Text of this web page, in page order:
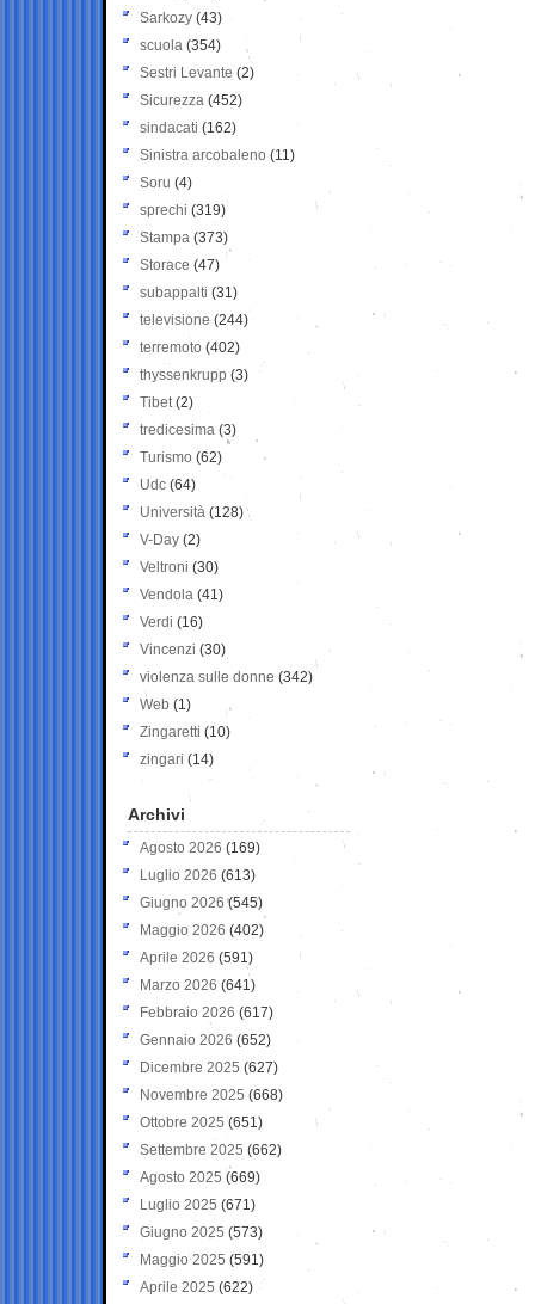
Sarkozy (43)
scuola (354)
Sestri Levante (2)
Sicurezza (452)
sindacati (162)
Sinistra arcobaleno (11)
Soru (4)
sprechi (319)
Stampa (373)
Storace (47)
subappalti (31)
televisione(244)
terremoto (402)
thyssenkrupp (3)
Tibet(2)
tredicesima (3)
Turismo (62)
Udc (64)
Università (128)
V-Day (2)
Veltroni (30)
Vendola (41)
Verdi (16)
Vincenzi (30)
violenza sulle donne (342)
Web (1)
Zingaretti (10)
zingari (14)
Archivi
Agosto 2026 (169)
Luglio 2026 (613)
Giugno 2026 (545)
Maggio 2026 (402)
Aprile 2026 (591)
Marzo 2026 (641)
Febbraio 2026 (617)
Gennaio 2026 (652)
Dicembre 2025 (627)
Novembre 2025 (668)
Ottobre 2025 (651)
Settembre 2025 (662)
Agosto 2025 (669)
Luglio 2025 (671)
Giugno 2025 (573)
Maggio 2025 (591)
Aprile 2025 (622)